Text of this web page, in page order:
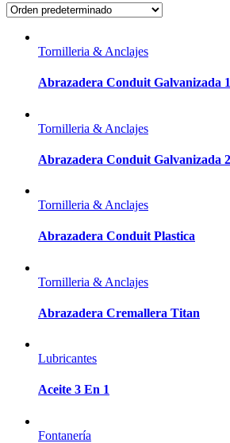
Tornilleria & Anclajes
Abrazadera Conduit Galvanizada
Tornilleria & Anclajes
Abrazadera Conduit Galvanizada
Tornilleria & Anclajes
Abrazadera Conduit Plastica
Tornilleria & Anclajes
Abrazadera Cremallera Titan
Lubricantes
Aceite 3 En 1
Fontanería